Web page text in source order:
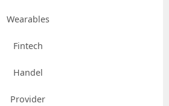
Wearables
Fintech
Handel
Provider